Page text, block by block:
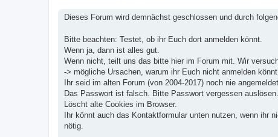
Dieses Forum wird demnächst geschlossen und durch
Bitte beachten: Testet, ob ihr Euch dort anmelden könnt.
Wenn ja, dann ist alles gut.
Wenn nicht, teilt uns das bitte hier im Forum mit. Wir
-> mögliche Ursachen, warum ihr Euch nicht anmelden
Ihr seid im alten Forum (von 2004-2017) noch nie
Das Passwort ist falsch. Bitte Passwort vergessen auslösen.
Löscht alte Cookies im Browser.
Ihr könnt auch das Kontaktformular unten nutzen, wenn
nötig.